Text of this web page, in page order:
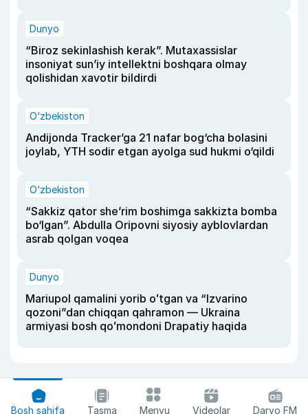
Dunyo
“Biroz sekinlashish kerak”. Mutaxassislar
insoniyat sun’iy intellektni boshqara olmay
qolishidan xavotir bildirdi
O‘zbekiston
Andijonda Tracker’ga 21 nafar bog‘cha bolasini
joylab, YTH sodir etgan ayolga sud hukmi o‘qildi
O‘zbekiston
“Sakkiz qator she’rim boshimga sakkizta bomba
bo‘lgan”. Abdulla Oripovni siyosiy ayblovlardan
asrab qolgan voqea
Dunyo
Mariupol qamalini yorib oʻtgan va “Izvarino
qozoni”dan chiqqan qahramon — Ukraina
armiyasi bosh qoʻmondoni Drapatiy haqida
Bosh sahifa Tasma Menyu Videolar Daryo FM